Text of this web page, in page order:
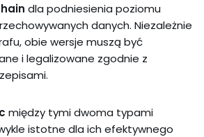
dla podniesienia poziomu
danych. Niezależnie
obie wersje muszą być
i legalizowane zgodnie z
między tymi dwoma typami
istotne dla ich efektywnego